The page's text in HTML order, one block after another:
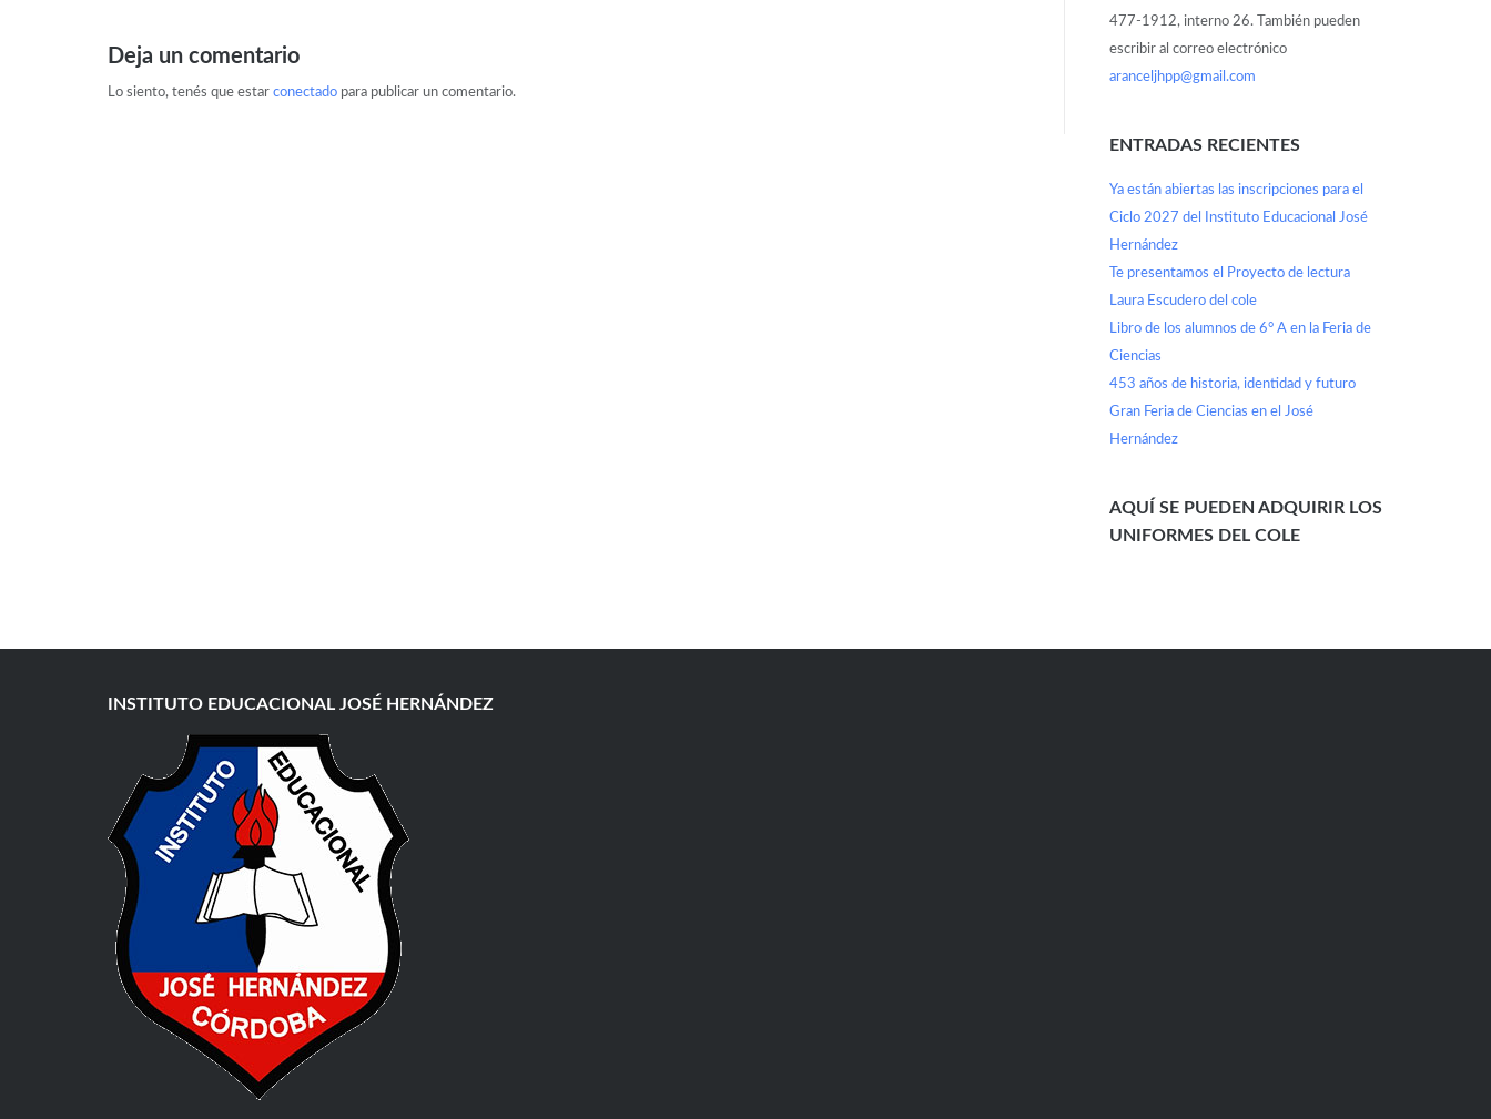
Deja un comentario
Lo siento, tenés que estar conectadopara publicar un comentario.
477-1912, interno 26. También pueden
escribir al correo electrónico
aranceljhpp@gmail.com
ENTRADAS RECIENTES
Ya están abiertas las inscripciones para el
Ciclo 2027 del Instituto Educacional José
Hernández
Te presentamos el Proyecto de lectura
Laura Escudero del cole
Libro de los alumnos de 6° A en la Feria de
Ciencias
453 años de historia, identidad y futuro
Gran Feria de Ciencias en el José
Hernández
AQUÍ SE PUEDEN ADQUIRIR LOS
UNIFORMES DEL COLE
INSTITUTO EDUCACIONAL JOSÉ HERNÁNDEZ